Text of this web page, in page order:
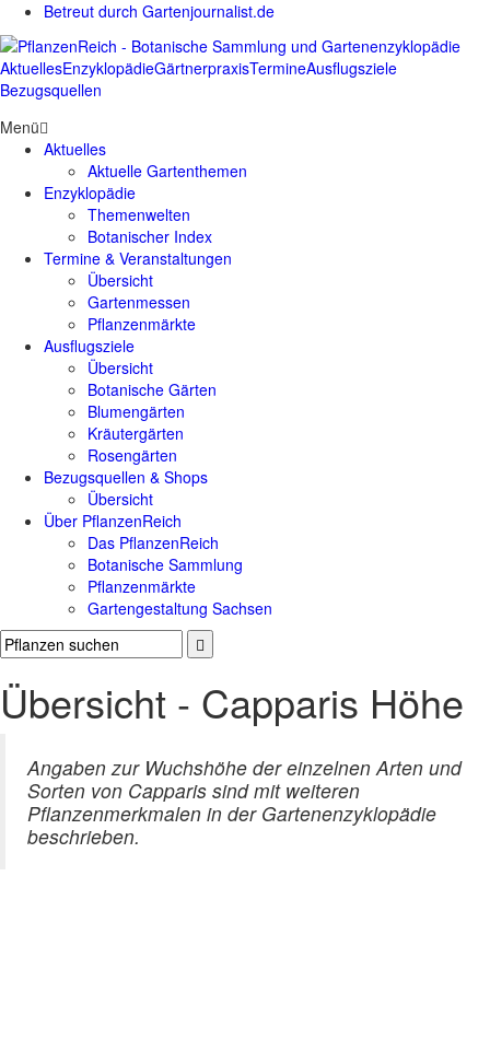
Betreut durch Gartenjournalist.de
AktuellesEnzyklopädieGärtnerpraxisTermineAusflugsziele
Bezugsquellen
Menü
Aktuelles
Aktuelle Gartenthemen
Enzyklopädie
Themenwelten
Botanischer Index
Termine & Veranstaltungen
Übersicht
Gartenmessen
Pflanzenmärkte
Ausflugsziele
Übersicht
Botanische Gärten
Blumengärten
Kräutergärten
Rosengärten
Bezugsquellen & Shops
Übersicht
Über PflanzenReich
Das PflanzenReich
Botanische Sammlung
Pflanzenmärkte
Gartengestaltung Sachsen
Übersicht - Capparis Höhe
Angaben zur Wuchshöhe der einzelnen Arten und
Sorten von Capparis sind mit weiteren
Pflanzenmerkmalen in der Gartenenzyklopädie
beschrieben.